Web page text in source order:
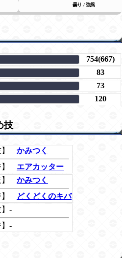
曇り / 強風
754(667)
83
73
120
技
かみつく
エアカッター
かみつく
どくどくのキバ
】-
】-